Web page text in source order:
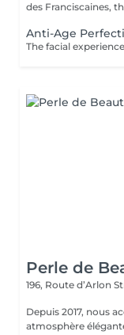
des Franciscaines,
Anti-Age
Perle de
196, Route d’Arlon
Depuis 2017, nous
atmosphère